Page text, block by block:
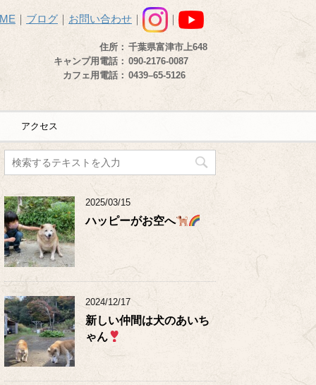
｜ ブログ ｜ お問い合わせ ｜ ｜
住所： 千葉県富津市上648
キャンプ用電話： 090-2176-0087
カフェ用電話： 0439–65-5126
アクセス
2025/03/15
ハッピーがお空へ
2024/12/17
新しい仲間は犬のあいち
ゃん